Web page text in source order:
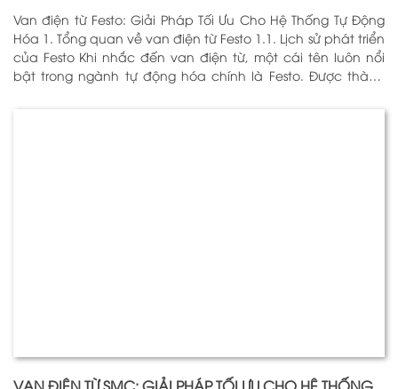
Van điện từ Festo: Giải Pháp Tối Ưu Cho Hệ Thống Tự Động
Hóa 1. Tổng quan về van điện từ Festo 1.1. Lịch sử phát triển
của Festo Khi nhắc đến van điện từ, một cái tên luôn nổi
bật trong ngành tự động hóa chính là Festo. Được thành